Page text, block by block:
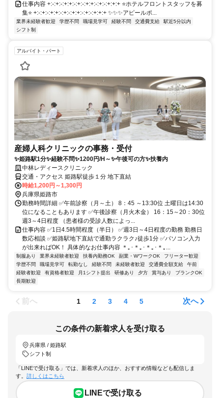
仕事内容 +:-:+:-:+:+:-:+:-:+:+:-:+:-:+:+:+ ⭐ホテルフロントスタッフを募
集⭐ +:-:+:-:+:+:-:+:-:+:+:-:+:-:+:+:+ ✨✨✨アピールポ...
業界未経験者歓迎 学歴不問 職場見学可 経験不問 交通費支給
駅近5分以内
シフト制
アルバイト・パート
産婦人科クリニックの事務・受付
✨姫路駅1分✨経験不問✨1200円/H～✨午後可の方✨扶養内
中林レディースクリニック
交通・アクセス 姫路駅徒歩１分 地下直結
時給1,200円～1,300円
兵庫県姫路市
勤務時間詳細 ✅午前診察（月～土） 8：45 ～13:30位 土曜日は14:30
位になることもあります ✅午後診察（月火木金） 16：15～20：30位
週3～4日程度 （患者様の受診人数によっ...
仕事内容 ✅1日4.5時間程度（半日） ✅週3日～4日程度の勤務 勤務日
数応相談 ✅姫路駅地下直結で通勤ラクラク♪徒歩1分 ✅パソコン入力
が出来ればOK！ 具体的なお仕事内容 ＊｡･＊｡･＊｡･＊｡...
制服あり 業界未経験者歓迎 扶養内勤務OK 副業・WワークOK
フリーター歓迎
学歴不問
職場見学可 転勤なし 経験不問 未経験者歓迎 交通費全額支給
午前
経験者歓迎
有資格者歓迎 月1シフト提出 研修あり 夕方 賞与あり
ブランクOK
長期歓迎
前へ 1 2 3 4 5 次へ
この条件の新着求人を受け取る
兵庫県 / 姫路駅
シフト制
「LINEで受け取る」では、新着求人のほか、おすすめ情報なども配信しま
す。 詳しくはこちら
LINEで受け取る